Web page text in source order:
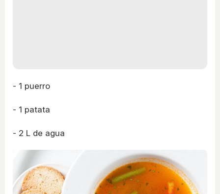
- 1 puerro
- 1 patata
- 2 L de agua